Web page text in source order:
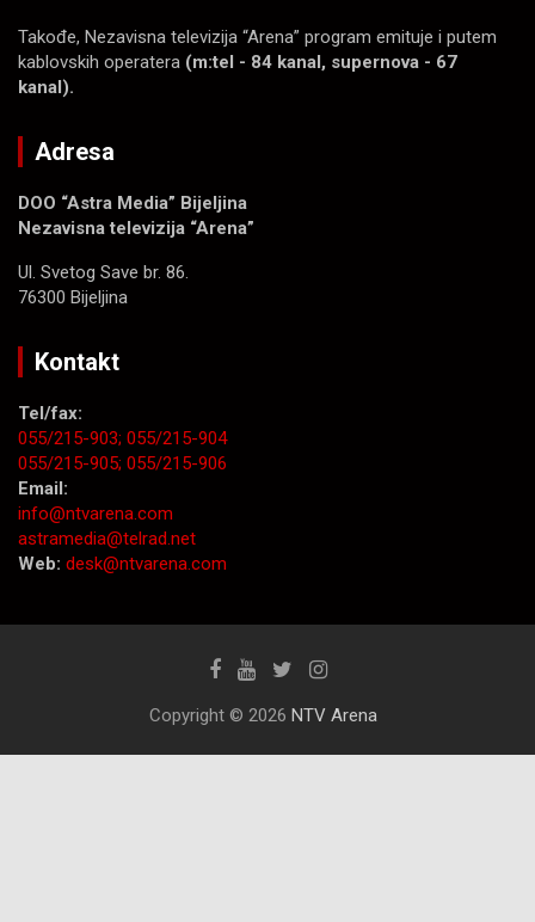
Takođe, Nezavisna televizija “Arena” program emituje i putem
kablovskih operatera (m:tel - 84 kanal, supernova - 67
kanal).
Adresa
DOO “Astra Media” Bijeljina
Nezavisna televizija “Arena”
Ul. Svetog Save br. 86.
76300 Bijeljina
Kontakt
Tel/fax:
055/215-903; 055/215-904
055/215-905; 055/215-906
Email:
info@ntvarena.com
astramedia@telrad.net
Web: desk@ntvarena.com
Copyright © 2026 NTV Arena